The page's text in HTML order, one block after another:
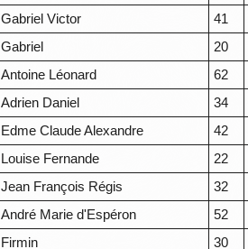
Gabriel Victor 41
Gabriel 20
Antoine Léonard 62
Adrien Daniel 34
Edme Claude Alexandre 42
Louise Fernande 22
Jean François Régis 32
André Marie d'Espéron 52
Firmin 30